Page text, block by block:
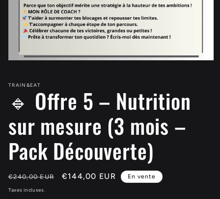
1
une
fenêtre
TRAIN&EAT
🔹 Offre 5 – Nutrition
sur mesure (3 mois –
Pack Découverte)
Prix
habituel
€240,00 EUR
Prix
€144,00 EUR En vente
Taxes incluses.